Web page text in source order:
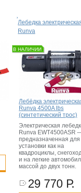
Лебедка
Runva
В НАЛИЧИИ
Лебёдка
Runva 4500A lbs
(синтетический трос)
Электрическая
Runva EWT4500ASR
предназначенная для
установки как на
квадроциклы,
и на легкие
массой до двух тонн.
29 770 Р.